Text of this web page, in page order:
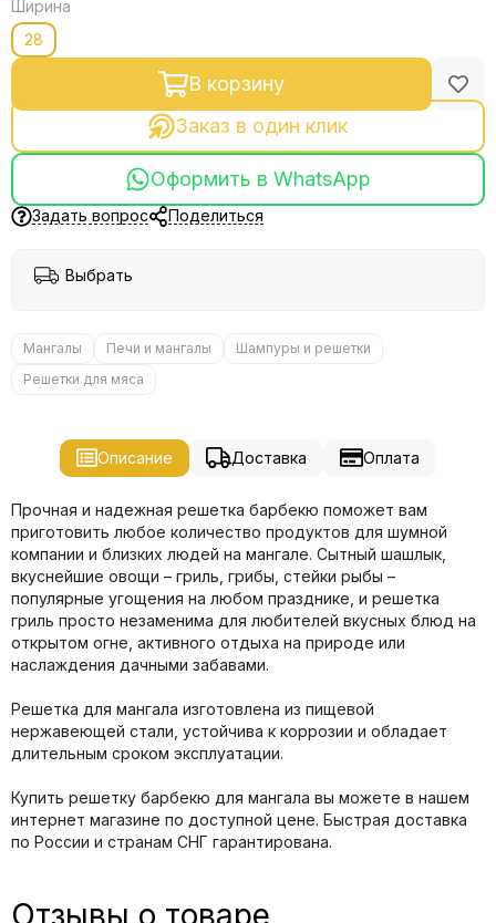
Ширина
28
В корзину
Заказ в один клик
Оформить в WhatsApp
Задать вопрос Поделиться
Выбрать
Мангалы Печи и мангалы
Шампуры и решетки
Решетки для мяса
Описание Доставка Оплата
Прочная и надежная решетка барбекю поможет вам
приготовить любое количество продуктов для шумной
компании и близких людей на мангале. Сытный шашлык,
вкуснейшие овощи – гриль, грибы, стейки рыбы –
популярные угощения на любом празднике, и решетка
гриль просто незаменима для любителей вкусных блюд на
открытом огне, активного отдыха на природе или
наслаждения дачными забавами.
Решетка для мангала изготовлена из пищевой
нержавеющей стали, устойчива к коррозии и обладает
длительным сроком эксплуатации.
Купить решетку барбекю для мангала вы можете в нашем
интернет магазине по доступной цене. Быстрая доставка
по России и странам СНГ гарантирована.
Отзывы о товаре